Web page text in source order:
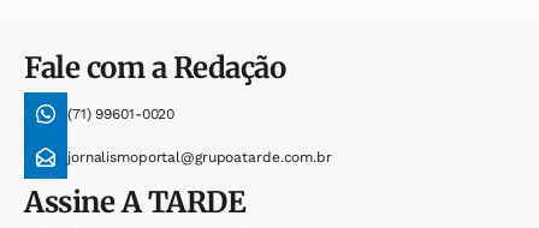
Fale com a Redação
(71) 99601-0020
jornalismoportal@grupoatarde.com.br
AssineA TARDE